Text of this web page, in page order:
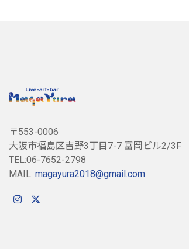
〒553-0006
大阪市福島区吉野3丁目7-7 富岡ビル2/3F
TEL:06-7652-2798
MAIL: magayura2018@gmail.com